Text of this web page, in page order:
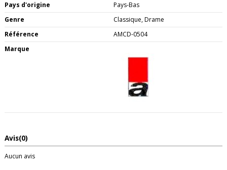
Pays d'origine
Pays-Bas
Genre
Classique, Drame
Référence
AMCD-0504
Marque
Avis(0)
Aucun avis